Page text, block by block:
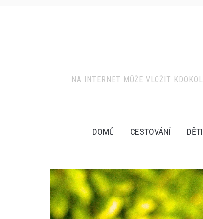
NA INTERNET MŮŽE VLOŽIT
DOMŮ CESTOVÁNÍ DĚTI